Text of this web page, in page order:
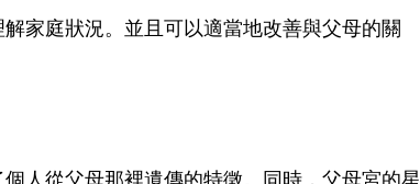
家庭狀況。並且可以適當地改善與父母的關
人從父母那裡遺傳的特徵。同時，父母宮的星